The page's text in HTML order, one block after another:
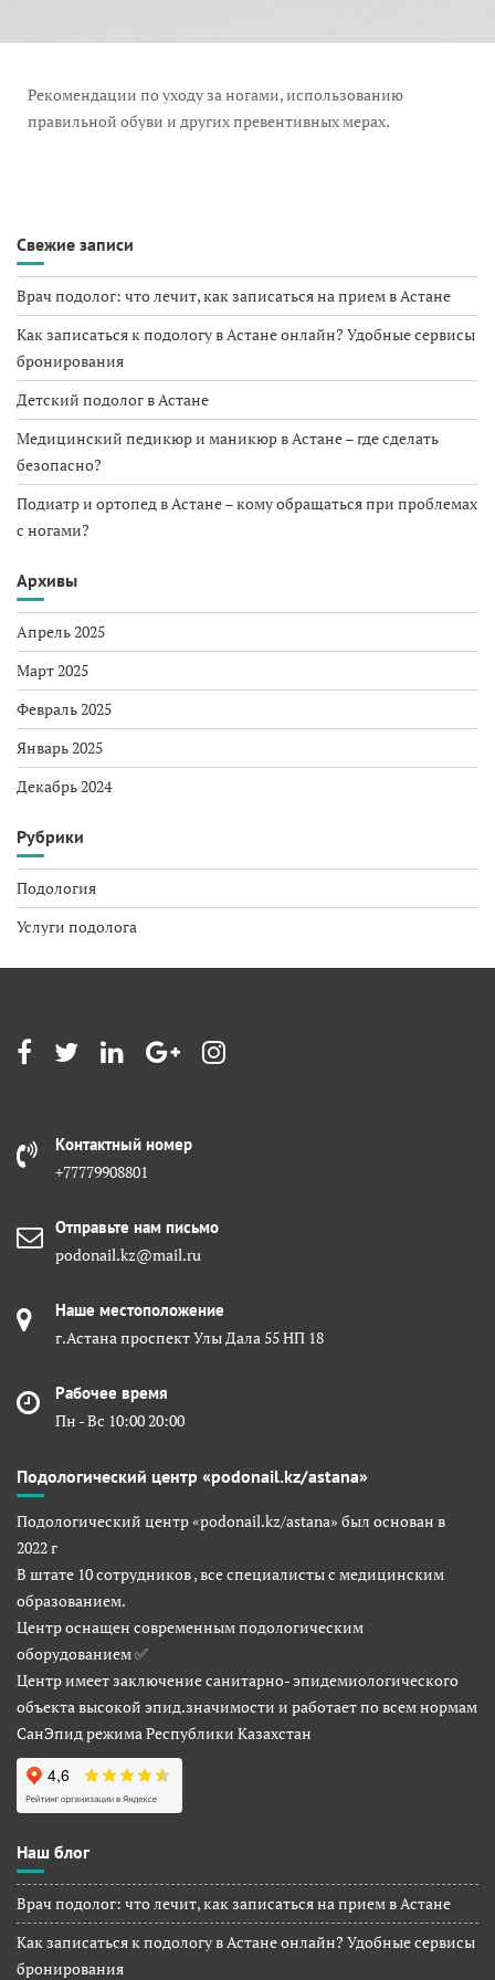
Рекомендации по уходу за ногами, использованию
правильной обуви и других превентивных мерах.
Свежие записи
Врач подолог: что лечит, как записаться на прием в Астане
Как записаться к подологу в Астане онлайн? Удобные сервисы
бронирования
Детский подолог в Астане
Медицинский педикюр и маникюр в Астане – где сделать
безопасно?
Подиатр и ортопед в Астане – кому обращаться при проблемах
с ногами?
Архивы
Апрель 2025
Март 2025
Февраль 2025
Январь 2025
Декабрь 2024
Рубрики
Подология
Услуги подолога
Контактный номер
+77779908801
Отправьте нам письмо
podonail.kz@mail.ru
Наше местоположение
г.Астана проспект Улы Дала 55 НП 18
Рабочее время
Пн - Вс 10:00 20:00
Подологический центр «podonail.kz/astana»
Подологический центр «podonail.kz/astana» был основан в
2022 г
В штате 10 сотрудников , все специалисты с медицинским
образованием.
Центр оснащен современным подологическим
оборудованием ✅
Центр имеет заключение санитарно- эпидемиологического
объекта высокой эпид.значимости и работает по всем нормам
СанЭпид режима Республики Казахстан
Наш блог
Врач подолог: что лечит, как записаться на прием в Астане
Как записаться к подологу в Астане онлайн? Удобные сервисы
бронирования